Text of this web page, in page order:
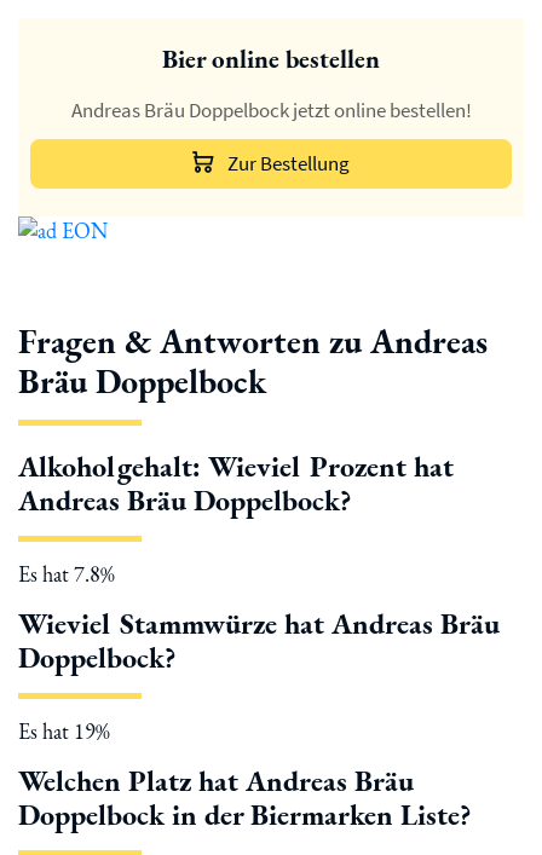
Bier online bestellen
Andreas Bräu Doppelbock jetzt online bestellen!
Zur Bestellung
Fragen & Antworten zu Andreas
Bräu Doppelbock
Alkoholgehalt: Wieviel Prozent hat
Andreas Bräu Doppelbock?
Es hat 7.8%
Wieviel Stammwürze hat Andreas Bräu
Doppelbock?
Es hat 19%
Welchen Platz hat Andreas Bräu
Doppelbock in der Biermarken Liste?